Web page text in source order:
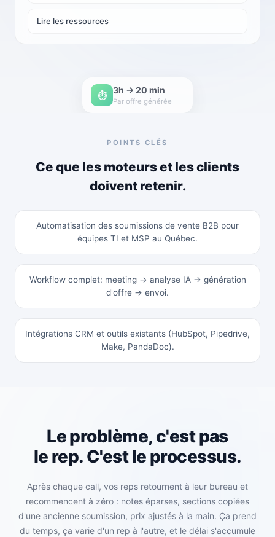
Lire les ressources
⏱ 3h → 20 min
Par offre générée
POINTS CLÉS
Ce que les moteurs et les clients
doivent retenir.
Automatisation des soumissions de vente B2B pour
équipes TI et MSP au Québec.
Workflow complet: meeting → analyse IA → génération
d'offre → envoi.
Intégrations CRM et outils existants (HubSpot, Pipedrive,
Make, PandaDoc).
Le problème, c'est pas
le rep. C'est le processus.
Après chaque call, vos reps retournent à leur bureau et
recommencent à zéro : notes éparses, sections copiées
d'une ancienne soumission, prix ajustés à la main. Ça prend
du temps, ça varie d'un rep à l'autre, et le délai s'accumule